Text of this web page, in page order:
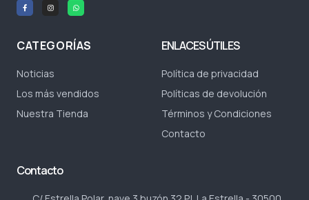
CATEGORÍAS
Noticias
Los más vendidos
Nuestra Tienda
ENLACES ÚTILES
Política de privacidad
Políticas de devolución
Términos y Condiciones
Contacto
Contacto